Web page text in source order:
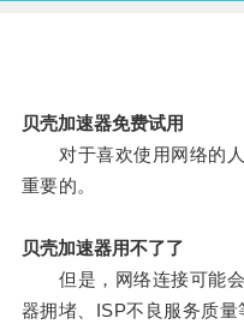
贝壳加速器免费试用
对于喜欢使用网络的人
重要的。
贝壳加速器用不了了
但是，网络连接可能会
器拥堵、ISP不良服务质量